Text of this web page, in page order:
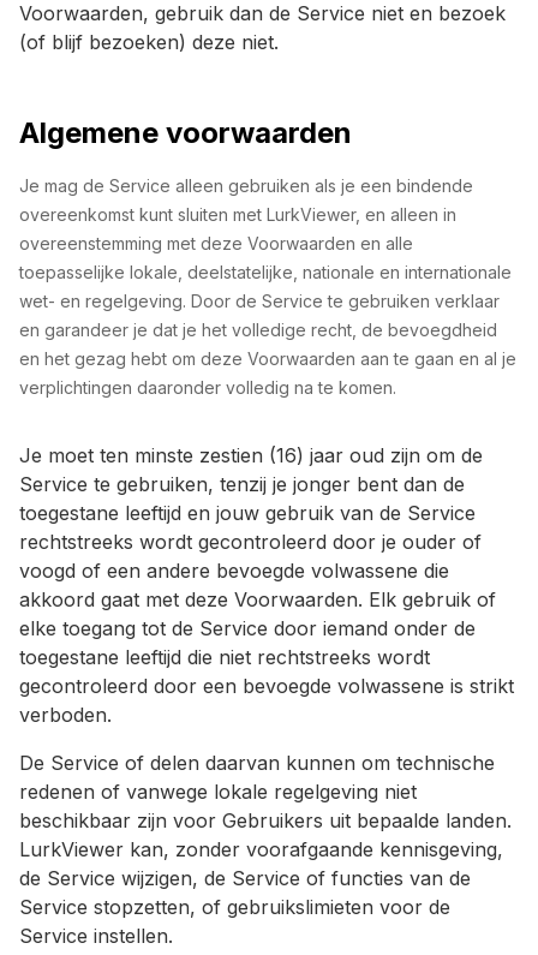
Voorwaarden, gebruik dan de Service niet en bezoek
(of blijf bezoeken) deze niet.
Algemene voorwaarden
Je mag de Service alleen gebruiken als je een bindende
overeenkomst kunt sluiten met LurkViewer, en alleen in
overeenstemming met deze Voorwaarden en alle
toepasselijke lokale, deelstatelijke, nationale en internationale
wet- en regelgeving. Door de Service te gebruiken verklaar
en garandeer je dat je het volledige recht, de bevoegdheid
en het gezag hebt om deze Voorwaarden aan te gaan en al je
verplichtingen daaronder volledig na te komen.
Je moet ten minste zestien (16) jaar oud zijn om de
Service te gebruiken, tenzij je jonger bent dan de
toegestane leeftijd en jouw gebruik van de Service
rechtstreeks wordt gecontroleerd door je ouder of
voogd of een andere bevoegde volwassene die
akkoord gaat met deze Voorwaarden. Elk gebruik of
elke toegang tot de Service door iemand onder de
toegestane leeftijd die niet rechtstreeks wordt
gecontroleerd door een bevoegde volwassene is strikt
verboden.
De Service of delen daarvan kunnen om technische
redenen of vanwege lokale regelgeving niet
beschikbaar zijn voor Gebruikers uit bepaalde landen.
LurkViewer kan, zonder voorafgaande kennisgeving,
de Service wijzigen, de Service of functies van de
Service stopzetten, of gebruikslimieten voor de
Service instellen.